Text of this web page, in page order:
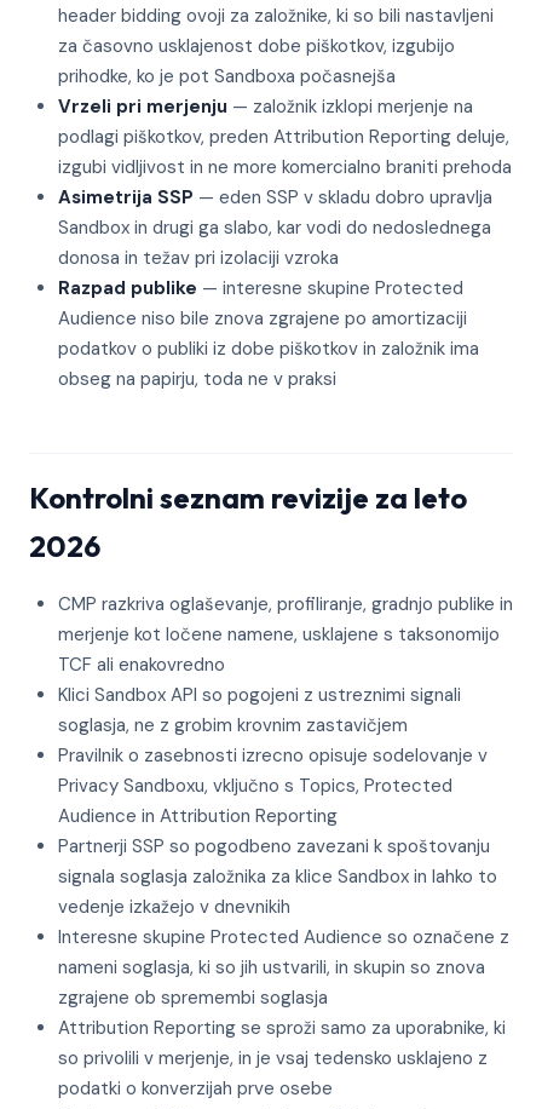
header bidding ovoji za založnike, ki so bili nastavljeni
za časovno usklajenost dobe piškotkov, izgubijo
prihodke, ko je pot Sandboxa počasnejša
Vrzeli pri merjenju — založnik izklopi merjenje na
podlagi piškotkov, preden Attribution Reporting deluje,
izgubi vidljivost in ne more komercialno braniti prehoda
Asimetrija SSP — eden SSP v skladu dobro upravlja
Sandbox in drugi ga slabo, kar vodi do nedoslednega
donosa in težav pri izolaciji vzroka
Razpad publike — interesne skupine Protected
Audience niso bile znova zgrajene po amortizaciji
podatkov o publiki iz dobe piškotkov in založnik ima
obseg na papirju, toda ne v praksi
Kontrolni seznam revizije za leto
2026
CMP razkriva oglaševanje, profiliranje, gradnjo publike in
merjenje kot ločene namene, usklajene s taksonomijo
TCF ali enakovredno
Klici Sandbox API so pogojeni z ustreznimi signali
soglasja, ne z grobim krovnim zastavičjem
Pravilnik o zasebnosti izrecno opisuje sodelovanje v
Privacy Sandboxu, vključno s Topics, Protected
Audience in Attribution Reporting
Partnerji SSP so pogodbeno zavezani k spoštovanju
signala soglasja založnika za klice Sandbox in lahko to
vedenje izkažejo v dnevnikih
Interesne skupine Protected Audience so označene z
nameni soglasja, ki so jih ustvarili, in skupin so znova
zgrajene ob spremembi soglasja
Attribution Reporting se sproži samo za uporabnike, ki
so privolili v merjenje, in je vsaj tedensko usklajeno z
podatki o konverzijah prve osebe